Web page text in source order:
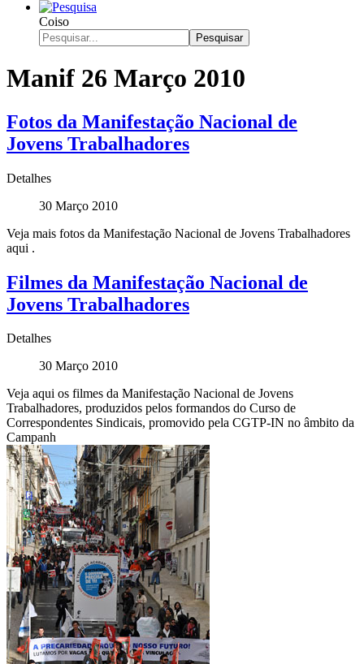
Coiso
Pesquisar
Manif 26 Março 2010
Fotos da Manifestação Nacional de
Jovens Trabalhadores
Detalhes
30 Março 2010
Veja mais fotos da Manifestação Nacional de Jovens Trabalhadores
aqui .
Filmes da Manifestação Nacional de
Jovens Trabalhadores
Detalhes
30 Março 2010
Veja aqui os filmes da Manifestação Nacional de Jovens
Trabalhadores, produzidos pelos formandos do Curso de
Correspondentes Sindicais, promovido pela CGTP-IN no âmbito da
Campanh